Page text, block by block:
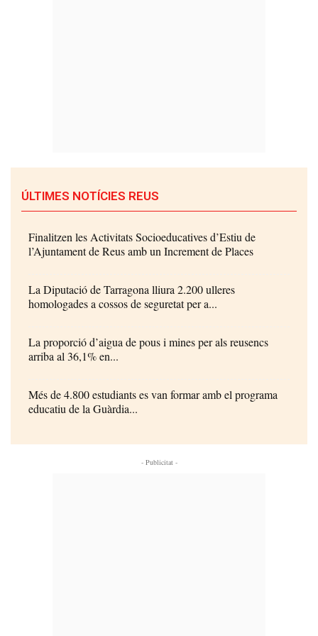
ÚLTIMES NOTÍCIES REUS
Finalitzen les Activitats Socioeducatives d’Estiu de
l’Ajuntament de Reus amb un Increment de Places
La Diputació de Tarragona lliura 2.200 ulleres
homologades a cossos de seguretat per a...
La proporció d’aigua de pous i mines per als reusencs
arriba al 36,1% en...
Més de 4.800 estudiants es van formar amb el programa
educatiu de la Guàrdia...
- Publicitat -